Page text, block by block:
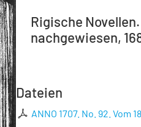
Rigische
nachgewiesen,
Dateien
ANNO 1707. No. 92. Vom